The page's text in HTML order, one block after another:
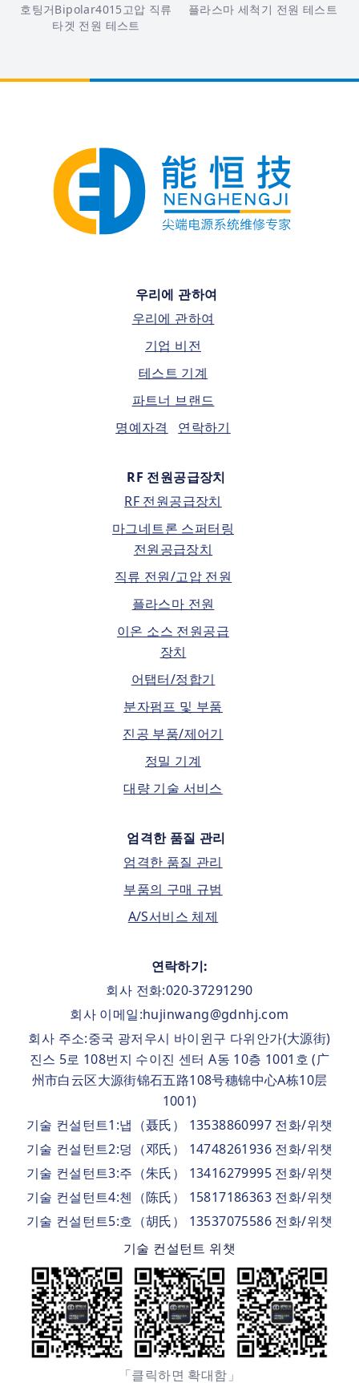
호팅거Bipolar4015고압 직류
타겟 전원 테스트
플라스마 세척기 전원 테스트
우리에 관하여
우리에 관하여
기업 비전
테스트 기계
파트너 브랜드
명예자격
연락하기
RF 전원공급장치
RF 전원공급장치
마그네트론 스퍼터링
전원공급장치
직류 전원/고압 전원
플라스마 전원
이온 소스 전원공급
장치
어탭터/정합기
분자펌프 및 부품
진공 부품/제어기
정밀 기계
대량 기술 서비스
엄격한 품질 관리
엄격한 품질 관리
부품의 구매 규범
A/S서비스 체제
연락하기:
회사 전화:020-37291290
회사 이메일:hujinwang@gdnhj.com
회사 주소:중국 광저우시 바이윈구 다위안가(大源街)
진스 5로 108번지 수이진 센터 A동 10층 1001호 (广
州市白云区大源街锦石五路108号穗锦中心A栋10层
1001)
기술 컨설턴트1:냅（聂氏） 13538860997 전화/위챗
기술 컨설턴트2:덩（邓氏） 14748261936 전화/위챗
기술 컨설턴트3:주（朱氏） 13416279995 전화/위챗
기술 컨설턴트4:첸（陈氏） 15817186363 전화/위챗
기술 컨설턴트5:호（胡氏） 13537075586 전화/위챗
기술 컨설턴트 위챗
「클릭하면 확대함」